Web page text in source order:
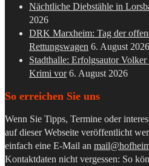
Nächtliche Diebstähle in
2026
DRK Marxheim: Tag der
Rettungswagen 6. August 2026
Stadthalle: Erfolgsautor
Krimi vor 6. August 2026
So erreichen Sie uns
Wenn Sie Tipps, Termine oder
auf dieser Webseite veröffentlicht
einfach eine E-Mail an
Kontaktdaten nicht vergessen: So